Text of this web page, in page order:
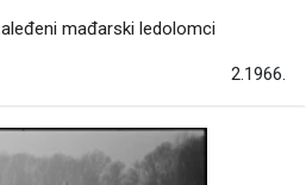
mađarski ledolomci
2.1966.